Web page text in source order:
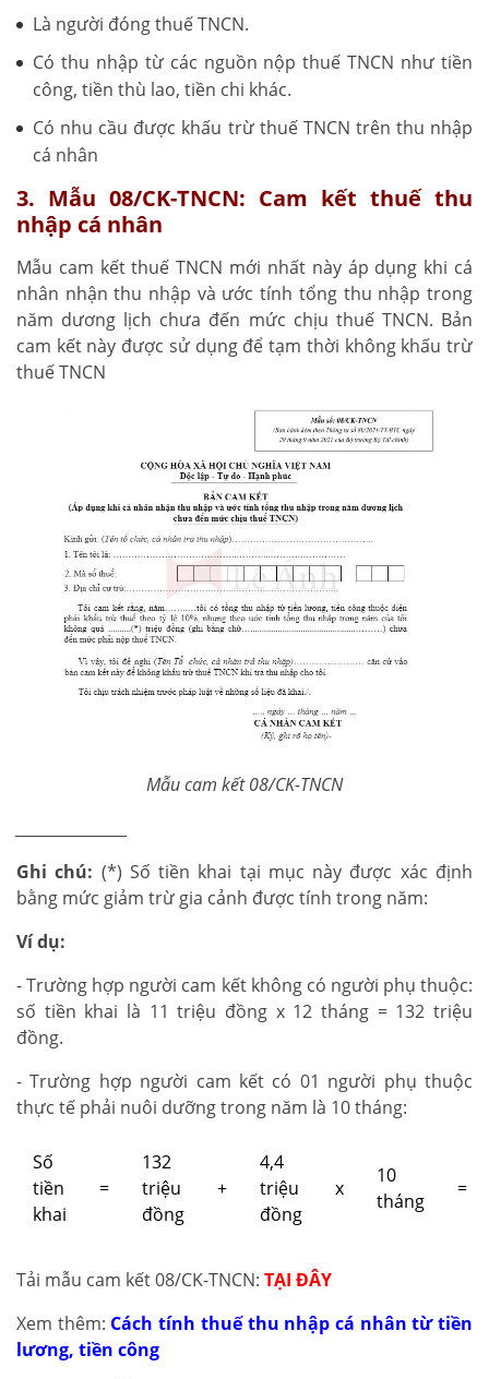
Là người đóng thuế TNCN.
Có thu nhập từ các nguồn nộp thuế TNCN như tiền
công, tiền thù lao, tiền chi khác.
Có nhu cầu được khấu trừ thuế TNCN trên thu nhập
cá nhân
3. Mẫu 08/CK-TNCN: Cam kết thuế thu
nhập cá nhân
Mẫu cam kết thuế TNCN mới nhất này áp dụng khi cá
nhân nhận thu nhập và ước tính tổng thu nhập trong
năm dương lịch chưa đến mức chịu thuế TNCN. Bản
cam kết này được sử dụng để tạm thời không khấu trừ
thuế TNCN
Mẫu cam kết 08/CK-TNCN
Ghi chú: (*) Số tiền khai tại mục này được xác định
bằng mức giảm trừ gia cảnh được tính trong năm:
Ví dụ:
- Trường hợp người cam kết không có người phụ thuộc:
số tiền khai là 11 triệu đồng x 12 tháng = 132 triệu
đồng.
- Trường hợp người cam kết có 01 người phụ thuộc
thực tế phải nuôi dưỡng trong năm là 10 tháng:
Số
tiền
khai
=
132
triệu
đồng
+
4,4
triệu
đồng
x
10
tháng
=
Tải mẫu cam kết 08/CK-TNCN: TẠI ĐÂY
Xem thêm: Cách tính thuế thu nhập cá nhân từ tiền
lương, tiền công